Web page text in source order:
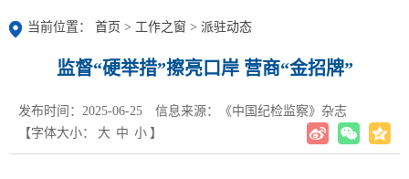
当前位置： 首页 > 工作之窗 > 派驻动态
监督“硬举措”擦亮口岸 营商“金招牌”
发布时间：2025-06-25
信息来源：《中国纪检监察》杂志
【字体大小：
大 中 小 】